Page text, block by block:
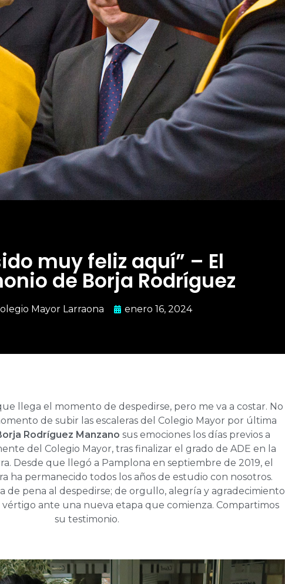
muy feliz aquí” – El
de Borja Rodríguez
Mayor Larraona enero 16, 2024
llega el momento de despedirse, pero me va a costar. No
de subir las escaleras del Colegio Mayor por última
Rodríguez Manzano sus emociones los días previos a
del Colegio Mayor, tras finalizar el grado de ADE en la
Desde que llegó a Pamplona en septiembre de 2019, el
ha permanecido todos los años de estudio con nosotros.
de pena al despedirse; de orgullo, alegría y agradecimiento
ante una nueva etapa que comienza. Compartimos
su testimonio.